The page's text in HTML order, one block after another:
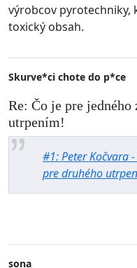
výrobcov
toxický obsah.
Skurve*ci chote do p*ce
Re: Čo je pre jedného
utrpením!
#1: Peter Kočvara
pre druhého
sona